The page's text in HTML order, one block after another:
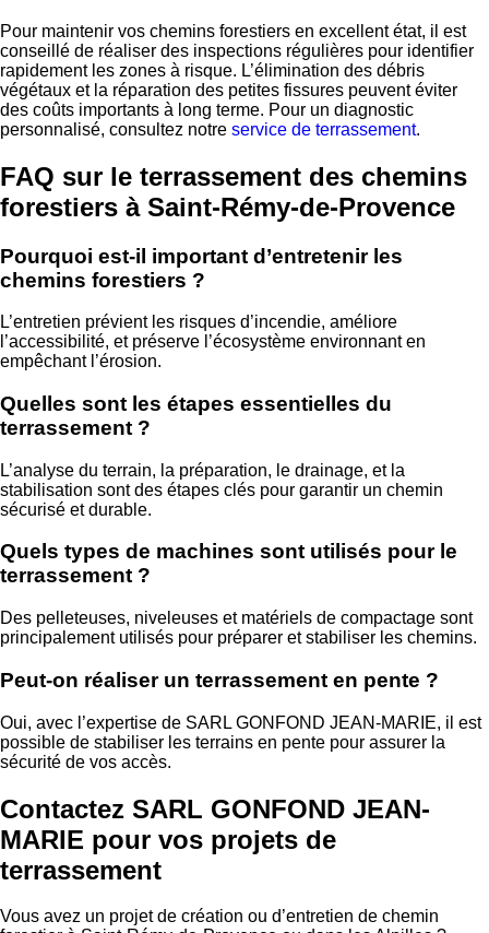
Pour maintenir vos chemins forestiers en excellent état, il est
conseillé de réaliser des inspections régulières pour identifier
rapidement les zones à risque. L’élimination des débris
végétaux et la réparation des petites fissures peuvent éviter
des coûts importants à long terme. Pour un diagnostic
personnalisé, consultez notre service de terrassement.
FAQ sur le terrassement des chemins
forestiers à Saint-Rémy-de-Provence
Pourquoi est-il important d’entretenir les
chemins forestiers ?
L’entretien prévient les risques d’incendie, améliore
l’accessibilité, et préserve l’écosystème environnant en
empêchant l’érosion.
Quelles sont les étapes essentielles du
terrassement ?
L’analyse du terrain, la préparation, le drainage, et la
stabilisation sont des étapes clés pour garantir un chemin
sécurisé et durable.
Quels types de machines sont utilisés pour le
terrassement ?
Des pelleteuses, niveleuses et matériels de compactage sont
principalement utilisés pour préparer et stabiliser les chemins.
Peut-on réaliser un terrassement en pente ?
Oui, avec l’expertise de SARL GONFOND JEAN-MARIE, il est
possible de stabiliser les terrains en pente pour assurer la
sécurité de vos accès.
Contactez SARL GONFOND JEAN-
MARIE pour vos projets de
terrassement
Vous avez un projet de création ou d’entretien de chemin